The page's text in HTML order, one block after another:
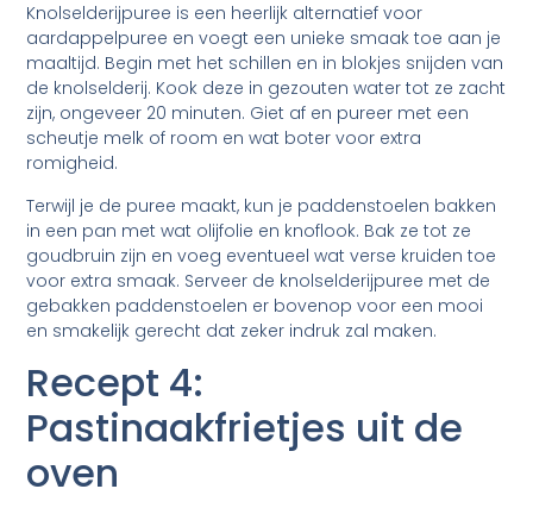
Knolselderijpuree is een heerlijk alternatief voor
aardappelpuree en voegt een unieke smaak toe aan je
maaltijd. Begin met het schillen en in blokjes snijden van
de knolselderij. Kook deze in gezouten water tot ze zacht
zijn, ongeveer 20 minuten. Giet af en pureer met een
scheutje melk of room en wat boter voor extra
romigheid.
Terwijl je de puree maakt, kun je paddenstoelen bakken
in een pan met wat olijfolie en knoflook. Bak ze tot ze
goudbruin zijn en voeg eventueel wat verse kruiden toe
voor extra smaak. Serveer de knolselderijpuree met de
gebakken paddenstoelen er bovenop voor een mooi
en smakelijk gerecht dat zeker indruk zal maken.
Recept 4:
Pastinaakfrietjes uit de
oven